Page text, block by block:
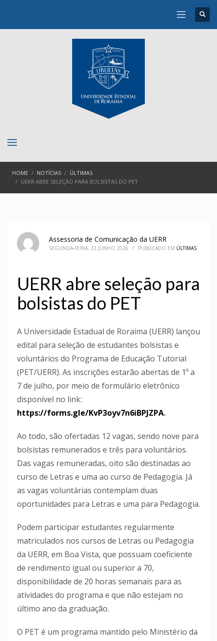
HOME NOTÍCIAS
ÚLTIMAS
UERR ABRE SELEÇÃO PARA BOLSISTAS DO PET
Assessoria de Comunicação da UERR
SEGUNDA-FEIRA, 22 JUNHO 2026 / PUBLICADO EM ÚLTIMAS
UERR abre seleção para
bolsistas do PET
A Universidade Estadual de Roraima (UERR) lançou
edital para seleção de estudantes bolsistas e
voluntários do Programa de Educação Tutorial
(PET/UERR). As inscrições estarão abertas de 1º a
7 de julho, por meio de formulário eletrônico
disponível no link:
https://forms.gle/KvP3oyv7n6iBPJZPA.
Ao todo, são ofertadas 12 vagas, sendo nove para
bolsistas remunerados e três para voluntários.
Das vagas remuneradas, oito são destinadas ao
curso de Letras e uma ao curso de Pedagogia. Já
as vagas voluntárias contemplam duas
oportunidades para Letras e uma para Pedagogia.
Podem participar estudantes regularmente
matriculados nos cursos de Letras ou Pedagogia
da UERR, em Boa Vista, que possuam coeficiente
de rendimento igual ou superior a 70,
disponibilidade de 20 horas semanais para as
atividades do programa e que não estejam no
último ano da graduação.
O PET é um programa mantido pelo Ministério da